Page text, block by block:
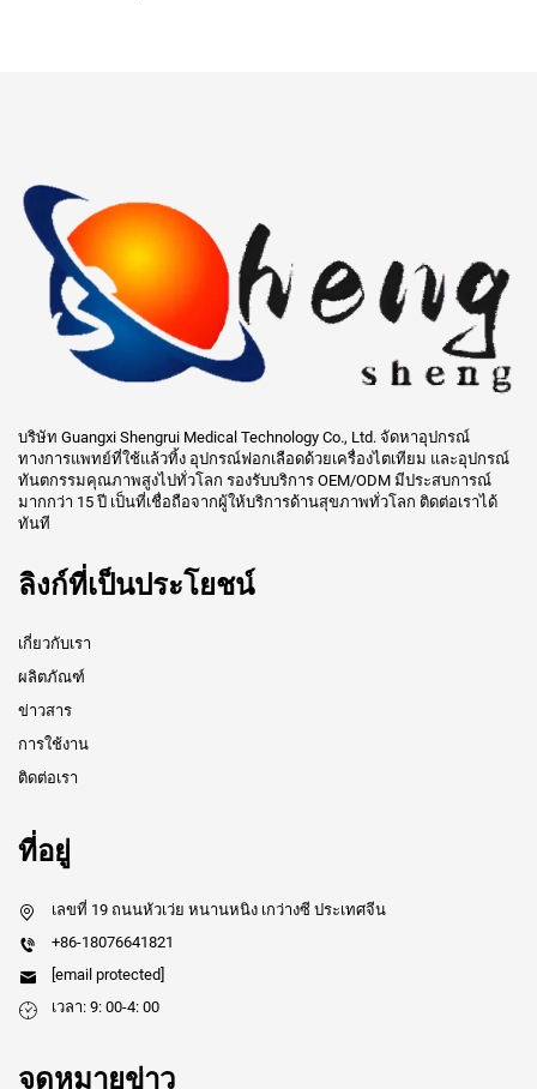
บริษัท Guangxi Shengrui Medical Technology Co., Ltd. จัดหาอุปกรณ์
ทางการแพทย์ที่ใช้แล้วทิ้ง อุปกรณ์ฟอกเลือดด้วยเครื่องไตเทียม และอุปกรณ์
ทันตกรรมคุณภาพสูงไปทั่วโลก รองรับบริการ OEM/ODM มีประสบการณ์
มากกว่า 15 ปี เป็นที่เชื่อถือจากผู้ให้บริการด้านสุขภาพทั่วโลก ติดต่อเราได้
ทันที
ลิงก์ที่เป็นประโยชน์
เกี่ยวกับเรา
ผลิตภัณฑ์
ข่าวสาร
การใช้งาน
ติดต่อเรา
ที่อยู่
เลขที่ 19 ถนนหัวเว่ย หนานหนิง เกว่างซี ประเทศจีน
+86-18076641821
[email protected]
เวลา: 9: 00-4: 00
จดหมายข่าว